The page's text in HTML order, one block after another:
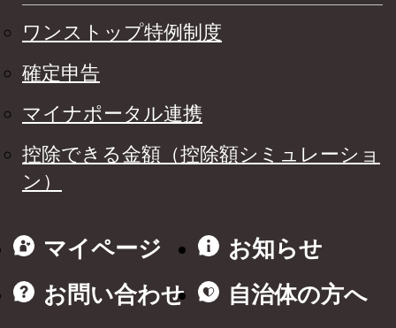
ワンストップ特例制度
確定申告
マイナポータル連携
控除できる金額（控除額シミュレーショ
ン）
マイページ
お知らせ
お問い合わせ
自治体の方へ